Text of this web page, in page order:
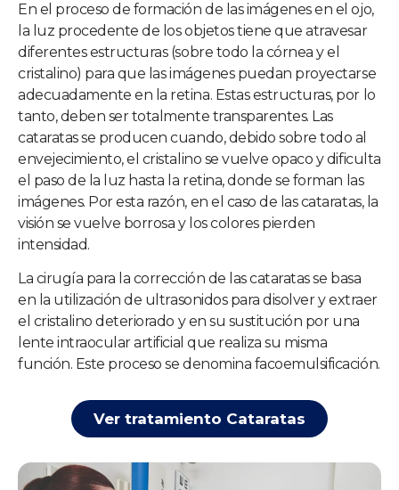
En el proceso de formación de las imágenes en el ojo,
la luz procedente de los objetos tiene que atravesar
diferentes estructuras (sobre todo la córnea y el
cristalino) para que las imágenes puedan proyectarse
adecuadamente en la retina. Estas estructuras, por lo
tanto, deben ser totalmente transparentes. Las
cataratas se producen cuando, debido sobre todo al
envejecimiento, el cristalino se vuelve opaco y dificulta
el paso de la luz hasta la retina, donde se forman las
imágenes. Por esta razón, en el caso de las cataratas, la
visión se vuelve borrosa y los colores pierden
intensidad.
La cirugía para la corrección de las cataratas se basa
en la utilización de ultrasonidos para disolver y extraer
el cristalino deteriorado y en su sustitución por una
lente intraocular artificial que realiza su misma
función. Este proceso se denomina facoemulsificación.
Ver tratamiento Cataratas